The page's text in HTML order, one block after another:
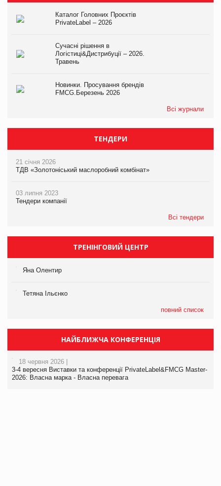
Каталог Головних Проєктів
PrivateLabel – 2026
Сучасні рішення в
Логістиці&Дистрибуції – 2026.
Травень
Новинки. Просування брендів
FMCG.Березень 2026
Всі журнали
ТЕНДЕРИ
21 січня 2026
ТДВ «Золотоніський маслоробний комбінат»
03 липня 2023
Тендери компанії
Всі тендери
ТРЕНІНГОВИЙ ЦЕНТР
Яна Олентир
Тетяна Ільєнко
повний список
НАЙБЛИЖЧА КОНФЕРЕНЦІЯ
18 червня 2026 |
3-4 вересня Виставки та конференції PrivateLabel&FMCG Master-
2026: Власна марка - Власна перевага